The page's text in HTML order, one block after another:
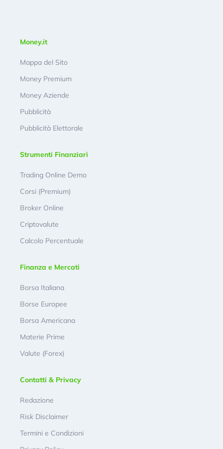
Money.it
Mappa del Sito
Money Premium
Money Aziende
Pubblicità
Pubblicità Elettorale
Strumenti Finanziari
Trading Online Demo
Corsi (Premium)
Broker Online
Criptovalute
Calcolo Percentuale
Finanza e Mercati
Borsa Italiana
Borse Europee
Borsa Americana
Materie Prime
Valute (Forex)
Contatti & Privacy
Redazione
Risk Disclaimer
Termini e Condizioni